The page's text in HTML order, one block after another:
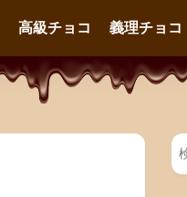
高級チョコ 義理チョコ